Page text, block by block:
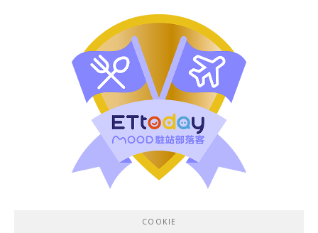
COOKIE